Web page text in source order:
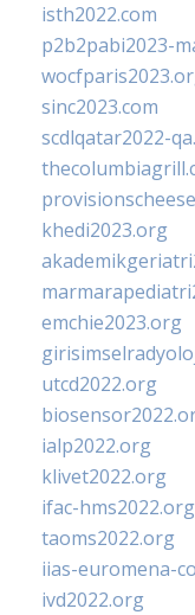
isth2022.com
p2b2pabi2023-
sinc2023.com
scdlqatar2022-
khedi2023.org
emchie2023.org
utcd2022.org
ialp2022.org
klivet2022.org
ifac-hms2022.org
taoms2022.org
iias-euromena-
ivd2022.org